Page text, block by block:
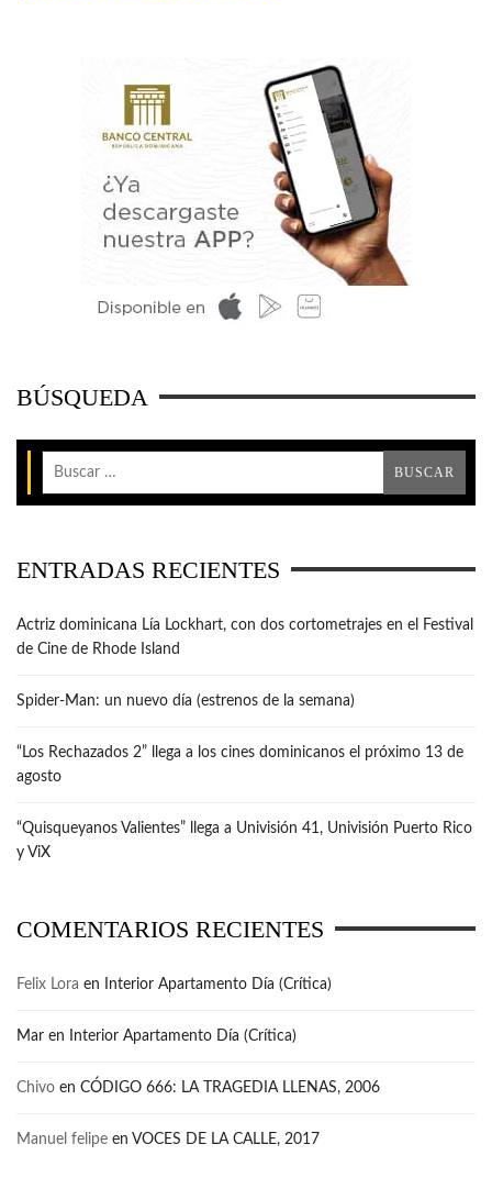
BÚSQUEDA
ENTRADAS RECIENTES
Actriz dominicana Lía Lockhart, con dos cortometrajes en el Festival
de Cine de Rhode Island
Spider-Man: un nuevo día (estrenos de la semana)
“Los Rechazados 2” llega a los cines dominicanos el próximo 13 de
agosto
“Quisqueyanos Valientes” llega a Univisión 41, Univisión Puerto Rico
y ViX
COMENTARIOS RECIENTES
Felix Lora en Interior Apartamento Día (Crítica)
Mar en Interior Apartamento Día (Crítica)
Chivo en CÓDIGO 666: LA TRAGEDIA LLENAS, 2006
Manuel felipe en VOCES DE LA CALLE, 2017